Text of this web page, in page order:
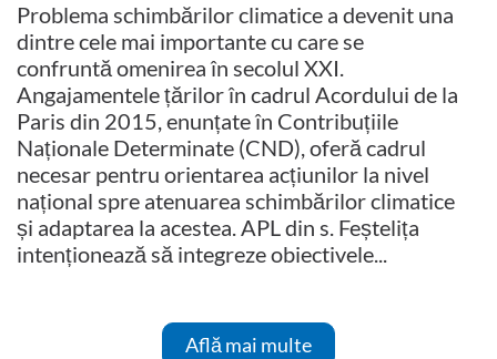
Problema schimbărilor climatice a devenit una
dintre cele mai importante cu care se
confruntă omenirea în secolul XXI.
Angajamentele țărilor în cadrul Acordului de la
Paris din 2015, enunțate în Contribuțiile
Naționale Determinate (CND), oferă cadrul
necesar pentru orientarea acțiunilor la nivel
național spre atenuarea schimbărilor climatice
și adaptarea la acestea. APL din s. Feștelița
intenționează să integreze obiectivele...
Află mai multe